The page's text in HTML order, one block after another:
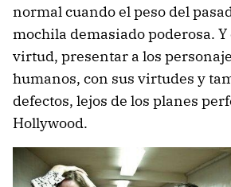
normal cuando el peso del
mochila demasiado poderosa. Y
virtud, presentar a los
humanos, con sus virtudes y
defectos, lejos de los planes
Hollywood.